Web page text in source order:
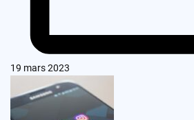
19 mars 2023